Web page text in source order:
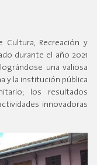
Cultura, Recreación y
durante el año 2021
una valiosa
y la institución pública
los resultados
innovadoras